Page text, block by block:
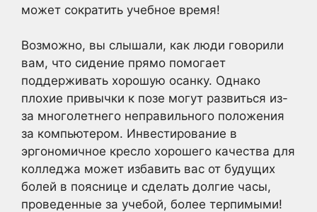
может сократить учебное время!
Возможно, вы слышали, как люди говорили
вам, что сидение прямо помогает
поддерживать хорошую осанку. Однако
плохие привычки к позе могут развиться из-
за многолетнего неправильного положения
за компьютером. Инвестирование в
эргономичное кресло хорошего качества для
колледжа может избавить вас от будущих
болей в пояснице и сделать долгие часы,
проведенные за учебой, более терпимыми!